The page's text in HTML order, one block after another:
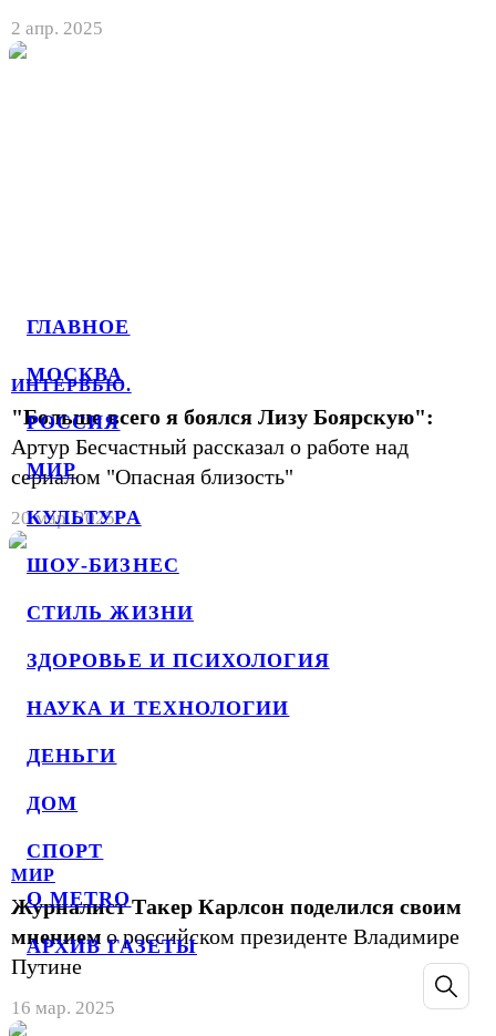
ГЛАВНОЕ
МОСКВА
РОССИЯ
МИР
КУЛЬТУРА
ШОУ-БИЗНЕС
СТИЛЬ ЖИЗНИ
ЗДОРОВЬЕ И ПСИХОЛОГИЯ
НАУКА И ТЕХНОЛОГИИ
ДЕНЬГИ
ДОМ
СПОРТ
О METRO
АРХИВ ГАЗЕТЫ
2 апр. 2025
ИНТЕРВЬЮ.
"Больше всего я боялся Лизу Боярскую":
Артур Бесчастный рассказал о работе над
сериалом "Опасная близость"
20 мар. 2025
МИР
Журналист Такер Карлсон поделился своим
мнением о российском президенте Владимире
Путине
16 мар. 2025